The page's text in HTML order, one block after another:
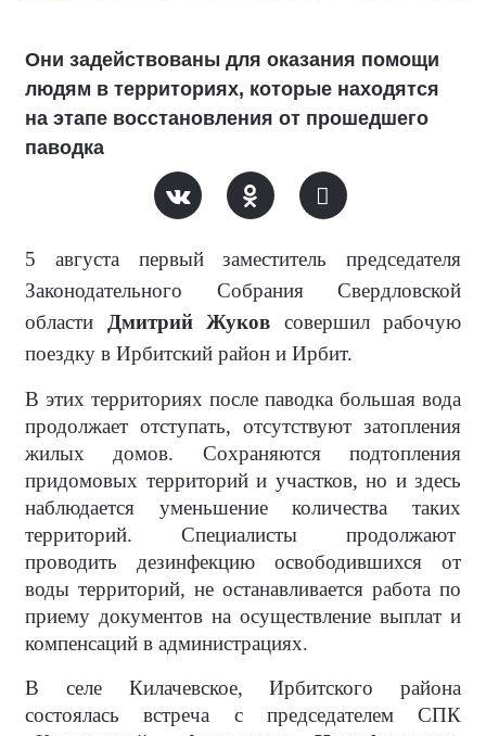
Они задействованы для оказания помощи
людям в территориях, которые находятся
на этапе восстановления от прошедшего
паводка
5 августа первый заместитель председателя
Законодательного Собрания Свердловской
области
Дмитрий Жуков совершил рабочую
поездку в Ирбитский район и Ирбит.
В этих территориях после паводка большая вода
продолжает отступать, отсутствуют затопления
жилых домов. Сохраняются подтопления
придомовых территорий и участков, но и здесь
наблюдается уменьшение количества таких
территорий. Специалисты продолжают
проводить дезинфекцию освободившихся от
воды территорий, не останавливается работа по
приему документов на осуществление выплат и
компенсаций в администрациях.
В селе Килачевское, Ирбитского района
состоялась встреча с председателем СПК